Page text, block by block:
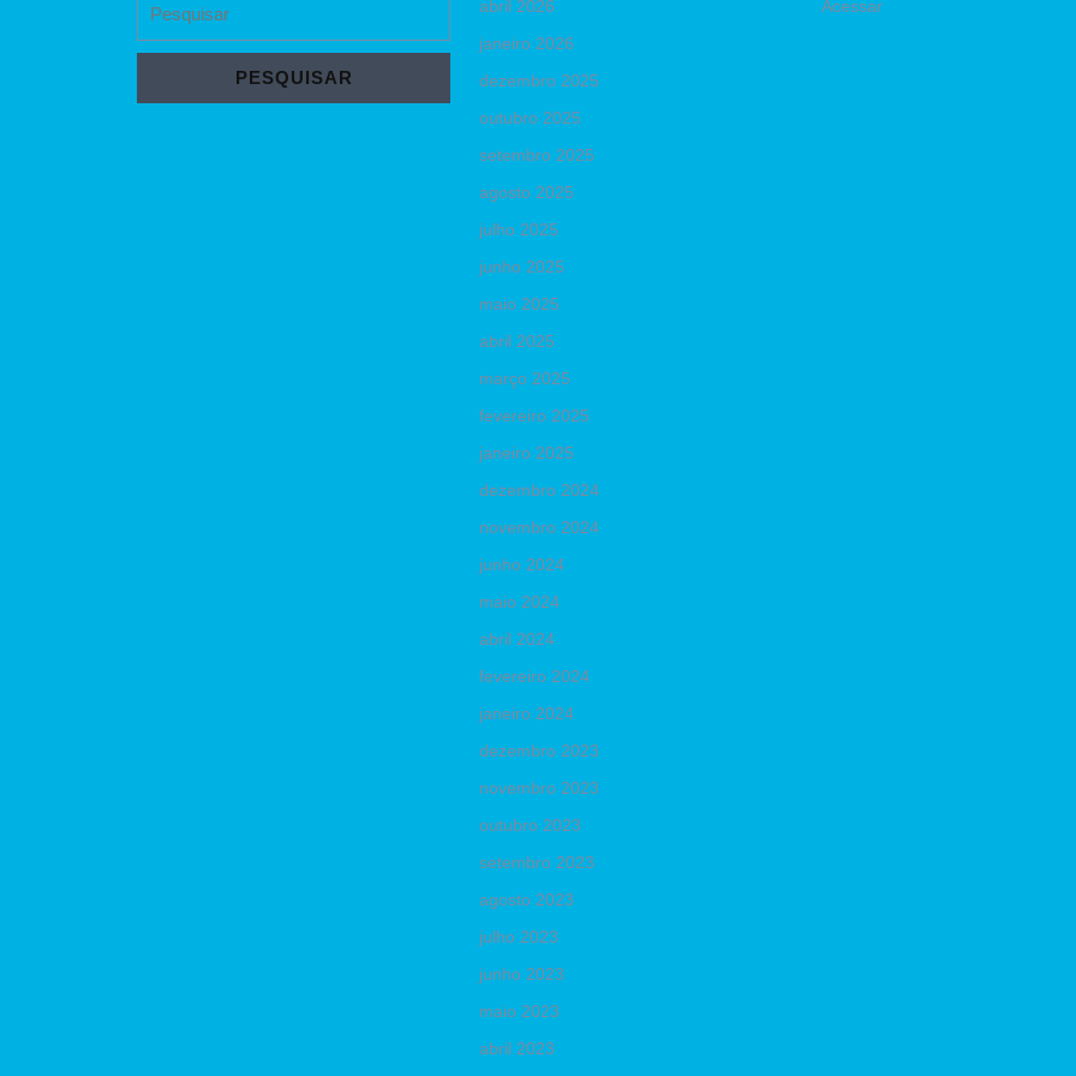
for:
abril 2026
janeiro 2026
dezembro 2025
outubro 2025
setembro 2025
agosto 2025
julho 2025
junho 2025
maio 2025
abril 2025
março 2025
fevereiro 2025
janeiro 2025
dezembro 2024
novembro 2024
junho 2024
maio 2024
abril 2024
fevereiro 2024
janeiro 2024
dezembro 2023
novembro 2023
outubro 2023
setembro 2023
agosto 2023
julho 2023
junho 2023
maio 2023
abril 2023
Acessar